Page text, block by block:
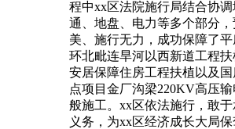
程中xx区法院施行局结合协
通、地盘、电力等多个部分
美、施行无力，成功保障了
环北毗连旱河以西新道工程
安居保障住房工程扶植以及
点项目金厂沟梁220KV高压
般施工。xx区依法施行，敢
义务，为xx区经济成长大局保